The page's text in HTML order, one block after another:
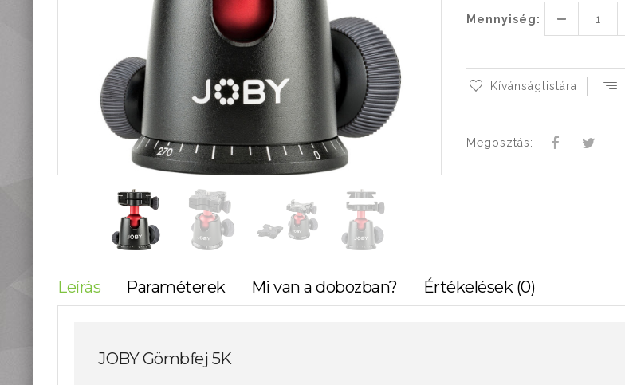
Táskák, tokok
Okostelefon
kiegészítők
Könyvek
Fűthető ruházat
Fotóalbum, képkeret
Stúdió és labor
kellékek
Használt termékeink
Mikroszkópok és
nagyítók
Lámpa, Fejlámpa
Időjárás állomás,
mérőeszközök
Mennyiség:
Kívánságlistára
Megosztás:
Leírás Paraméterek Mi van a dobozban? Értékelések (0)
JOBY Gömbfej 5K